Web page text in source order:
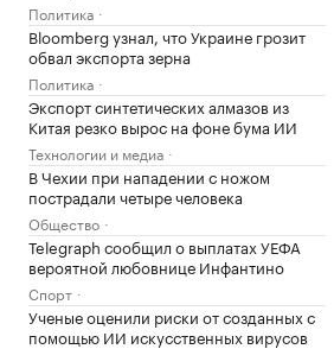
Политика
Bloomberg узнал, что Украине грозит
обвал экспорта зерна
Политика
Экспорт синтетических алмазов из
Китая резко вырос на фоне бума ИИ
Технологии и медиа
В Чехии при нападении с ножом
пострадали четыре человека
Общество
Telegraph сообщил о выплатах УЕФА
вероятной любовнице Инфантино
Спорт
Ученые оценили риски от созданных с
помощью ИИ искусственных вирусов